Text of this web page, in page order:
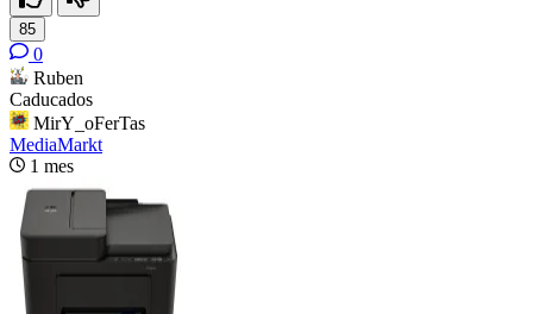
85
0
Ruben
Caducados
MirY_oFerTas
MediaMarkt
1 mes